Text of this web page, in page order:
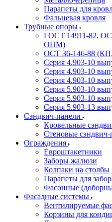
Парапеты для
Фальцевая кровля
Трубные опоры
ГОСТ 14911-82,
ОПМ)
ОСТ 36-146-88
Серия 4.903-10
Серия 4.903-10
Серия 4.903-10
Серия 5.903-10
Серия 5.903-10
Серия 5.903-13
Сэндвич-панели
Кровельные
Стеновые сэндвич-
Ограждения
Евроштакетники
Заборы жалюзи
Колпаки на столбы
Парапеты для
Фасонные
Фасадные системы
Вентилируемые
Корзины для